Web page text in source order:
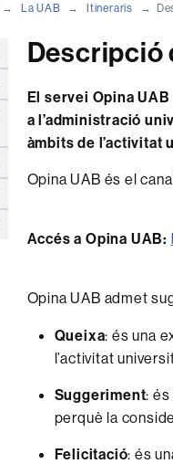
La UAB Itineraris
Descripció
El servei Opina
a l’administració
àmbits de
Opina UAB és el
Accés a Opina UAB:
Opina UAB admet
Queixa: és una
l’activitat
Suggeriment:
perquè la
Felicitació: és